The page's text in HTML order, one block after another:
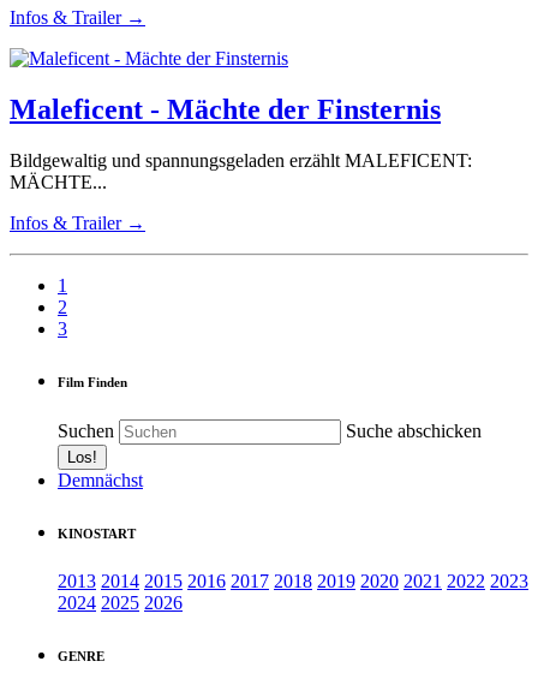
Infos & Trailer →
Maleficent - Mächte der Finsternis
Bildgewaltig und spannungsgeladen erzählt MALEFICENT:
MÄCHTE...
Infos & Trailer →
1
2
3
Film Finden
Suchen Suche abschicken
Demnächst
KINOSTART
2013 2014 2015 2016 2017 2018 2019 2020 2021 2022 2023
2024 2025 2026
GENRE